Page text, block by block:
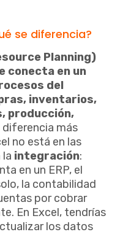
se diferencia?
Planning)
conecta en un
del
inventarios,
producción,
diferencia más
no está en las
la integración:
en un ERP, el
la contabilidad
por cobrar
En Excel, tendrías
los datos